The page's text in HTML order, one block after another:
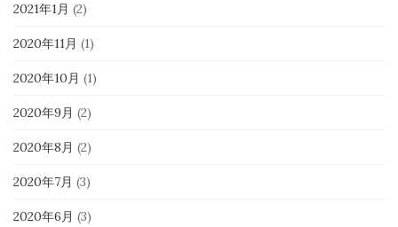
2021年1月 (2)
2020年11月 (1)
2020年10月 (1)
2020年9月 (2)
2020年8月 (2)
2020年7月 (3)
2020年6月 (3)